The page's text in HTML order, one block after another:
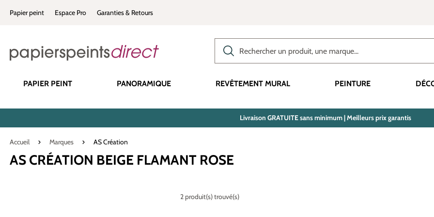
Passer à la navigation principale
Papier peint Espace Pro Garanties & Retours
PAPIER PEINT PANORAMIQUE REVÊTEMENT MURAL PEINTURE
Livraison GRATUITE sans minimum | Meilleurs prix garantis
Accueil Marques AS Création
AS CRÉATION BEIGE FLAMANT ROSE
2 produit(s) trouvé(s)